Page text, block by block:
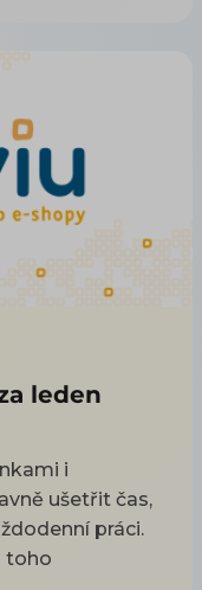
leden
i
ušetřit čas,
práci.
toho